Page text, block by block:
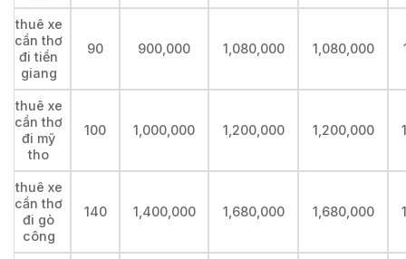
thuê xe
cần thơ
đi tiền
giang
90 900,000 1,080,000 1,080,000
thuê xe
cần thơ
đi mỹ
tho
100 1,000,000 1,200,000 1,200,000
thuê xe
cần thơ
đi gò
công
140 1,400,000 1,680,000 1,680,000